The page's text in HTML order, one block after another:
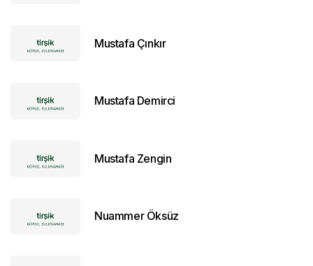
Mustafa Çınkır
Mustafa Demirci
Mustafa Zengin
Nuammer Öksüz